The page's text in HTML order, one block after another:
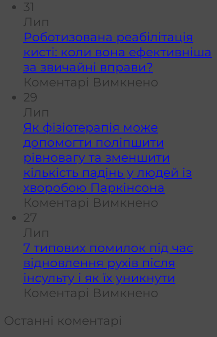
програму
31
Лип
Роботизована реабілітація
кисті: коли вона ефективніша
за звичайні вправи?
Коментарі Вимкнено
коли
вона
за
29
Лип
Як фізіотерапія може
допомогти поліпшити
рівновагу та зменшити
кількість падінь у людей із
хворобою Паркінсона
Коментарі Вимкнено
може
27
Лип
7 типових помилок під час
відновлення рухів після
інсульту і як їх уникнути
Коментарі Вимкнено
Останні коментарі